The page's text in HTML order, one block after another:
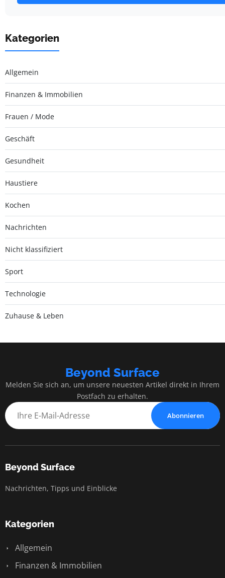
Kategorien
Allgemein
Finanzen & Immobilien
Frauen / Mode
Geschäft
Gesundheit
Haustiere
Kochen
Nachrichten
Nicht klassifiziert
Sport
Technologie
Zuhause & Leben
Beyond Surface
Melden Sie sich an, um unsere neuesten Artikel direkt in Ihrem
Postfach zu erhalten.
Abonnieren
Beyond Surface
Nachrichten, Tipps und Einblicke
Kategorien
Allgemein
Finanzen & Immobilien